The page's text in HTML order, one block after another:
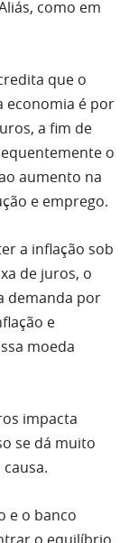
como em
que o
economia é por
a fim de
o
aumento na
e emprego.
a inflação sob
de juros, o
demanda por
e
moeda
impacta
se dá muito
e o banco